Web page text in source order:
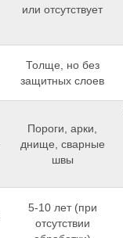
или отсутствует
Толще, но без
защитных слоев
Пороги, арки,
днище, сварные
швы
5-10 лет (при
отсутствии